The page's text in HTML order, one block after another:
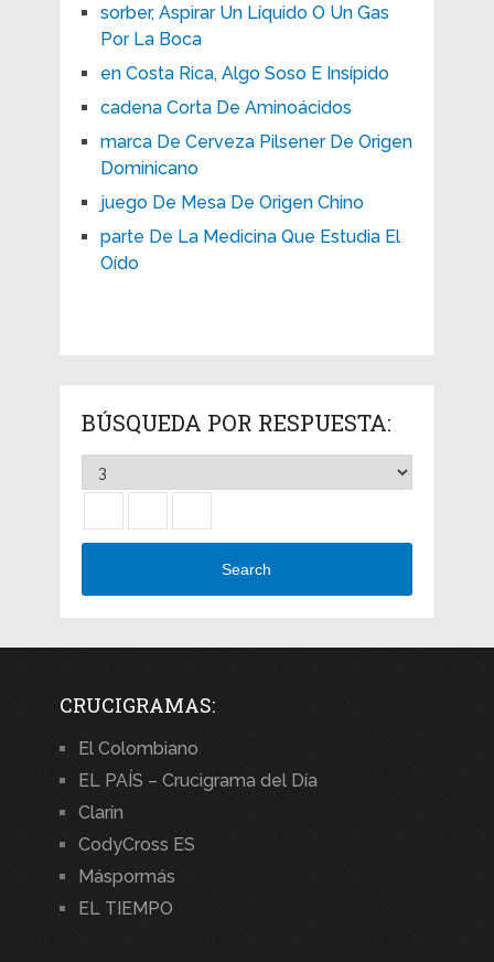
sorber, Aspirar Un Líquido O Un Gas
Por La Boca
en Costa Rica, Algo Soso E Insípido
cadena Corta De Aminoácidos
marca De Cerveza Pilsener De Origen
Dominicano
juego De Mesa De Origen Chino
parte De La Medicina Que Estudia El
Oído
BÚSQUEDA POR RESPUESTA:
Search
CRUCIGRAMAS:
El Colombiano
EL PAÍS – Crucigrama del Día
Clarín
CodyCross ES
Máspormás
EL TIEMPO